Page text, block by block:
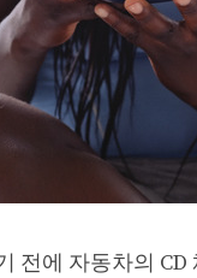
전에 자동차의